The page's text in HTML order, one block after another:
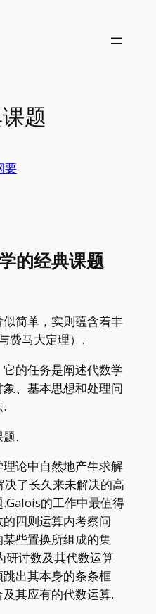
题
要
的经典课题
简单，实则蕴含着丰
费马大定理）.
的任务是阐述代数学
、基本思想和处理问
.
论中自然地产生求解
了长久来未解决的高
的工作中最值得
四则运算内考察问
些置换所组成的集
研讨数及其代数运算
出其本身的条条框
其应有的代数运算.